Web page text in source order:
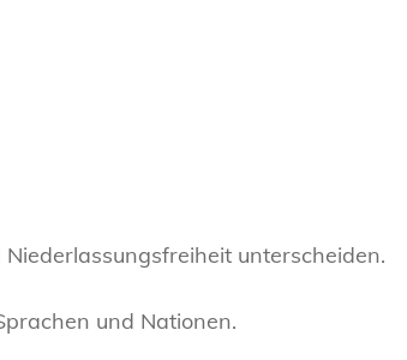
unterscheiden.
und Nationen.